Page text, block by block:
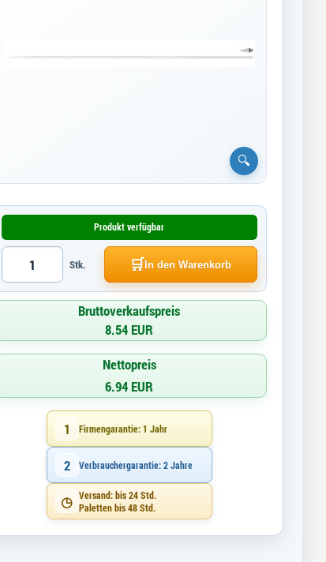
Produkt verfügbar
Stk. 🛒In den Warenkorb
Bruttoverkaufspreis
8.54 EUR
Nettopreis
6.94 EUR
1 Firmengarantie: 1 Jahr
2 Verbrauchergarantie: 2 Jahre
◷ Versand: bis 24 Std.
Paletten bis 48 Std.